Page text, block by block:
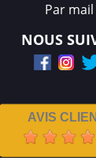
Par mail
NOUS
AVIS